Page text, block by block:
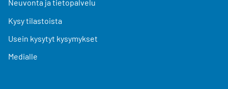
Neuvonta ja tietopalvelu
Kysy tilastoista
Usein kysytyt kysymykset
Medialle